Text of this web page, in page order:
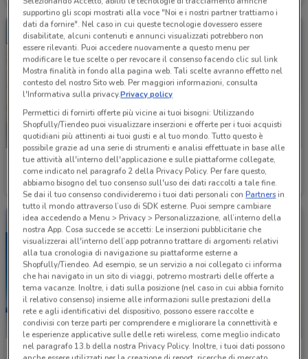
Ethos
Scade il 30/10 2.4 km
Ethos
Scade il 16/08 2.4 km
Ethos Beauty Si
supportino gli scopi mostrati alla voce "Noi e i nostri partner trattiamo i
dati da fornire". Nel caso in cui queste tecnologie dovessero essere
disabilitate, alcuni contenuti e annunci visualizzati potrebbero non
essere rilevanti. Puoi accedere nuovamente a questo menu per
modificare le tue scelte o per revocare il consenso facendo clic sul link
Mostra finalità in fondo alla pagina web. Tali scelte avranno effetto nel
contesto del nostro Sito web. Per maggiori informazioni, consulta
l'Informativa sulla privacy.Privacy policy
Permettici di fornirti offerte più vicine ai tuoi bisogni: Utilizzando
Shopfully/Tiendeo puoi visualizzare inserzioni e offerte per i tuoi acquisti
quotidiani più attinenti ai tuoi gusti e al tuo mondo. Tutto questo è
possibile grazie ad una serie di strumenti e analisi effettuate in base alle
tue attività all'interno dell'applicazione e sulle piattaforme collegate,
come indicato nel paragrafo 2 della Privacy Policy. Per fare questo,
abbiamo bisogno del tuo consenso sull'uso dei dati raccolti a tale fine.
Se dai il tuo consenso condivideremo i tuoi dati personali conPartnersin
tutto il mondo attraverso l’uso di SDK esterne. Puoi sempre cambiare
idea accedendo a Menu > Privacy > Personalizzazione, all’interno della
nostra App. Cosa succede se accetti: Le inserzioni pubblicitarie che
visualizzerai all'interno dell’app potranno trattare di argomenti relativi
alla tua cronologia di navigazione su piattaforme esterne a
Shopfully/Tiendeo. Ad esempio, se un servizio a noi collegato ci informa
che hai navigato in un sito di viaggi, potremo mostrarti delle offerte a
tema vacanze. Inoltre, i dati sulla posizione (nel caso in cui abbia fornito
il relativo consenso) insieme alle informazioni sulle prestazioni della
rete e agli identificativi del dispositivo, possono essere raccolte e
condivisi con terze parti per comprendere e migliorare la connettività e
le esperienze applicative sulle delle reti wireless, come meglio indicato
nel paragrafo 13.b della nostra Privacy Policy. Inoltre, i tuoi dati possono